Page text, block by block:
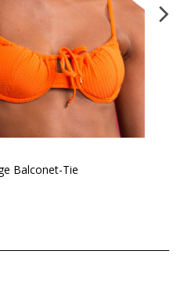
Balconet-Tie